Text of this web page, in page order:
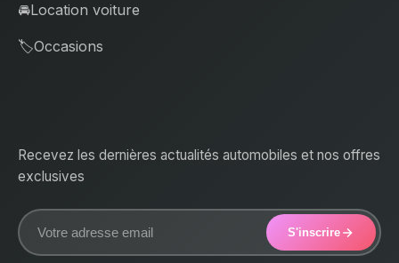
🚘Location voiture
🏷️Occasions
Recevez les dernières actualités automobiles et nos offres
exclusives
S'inscrire